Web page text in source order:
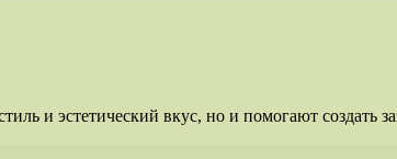
и эстетический вкус, но и помогают создать